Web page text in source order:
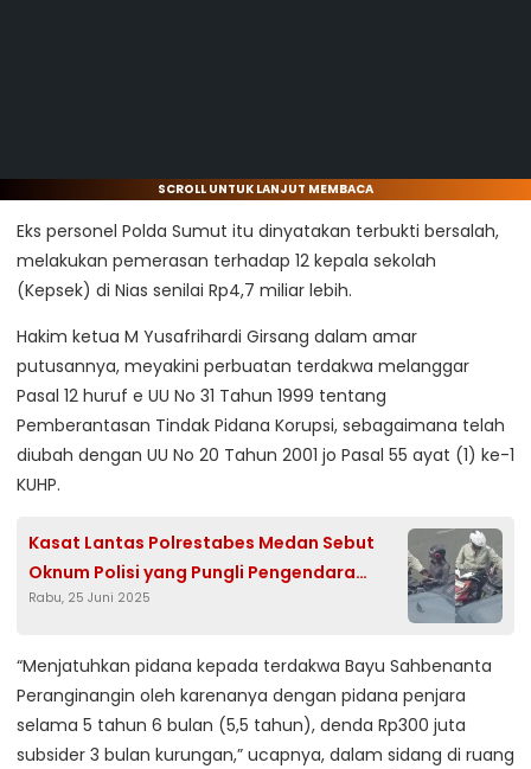
SCROLL UNTUK LANJUT MEMBACA
Eks personel Polda Sumut itu dinyatakan terbukti bersalah,
melakukan pemerasan terhadap 12 kepala sekolah
(Kepsek) di Nias senilai Rp4,7 miliar lebih.
Hakim ketua M Yusafrihardi Girsang dalam amar
putusannya, meyakini perbuatan terdakwa melanggar
Pasal 12 huruf e UU No 31 Tahun 1999 tentang
Pemberantasan Tindak Pidana Korupsi, sebagaimana telah
diubah dengan UU No 20 Tahun 2001 jo Pasal 55 ayat (1) ke-1
KUHP.
Kasat Lantas Polrestabes Medan Sebut
Oknum Polisi yang Pungli Pengendara
Sudah Dipatsus 30 Hari
Rabu, 25 Juni 2025
“Menjatuhkan pidana kepada terdakwa Bayu Sahbenanta
Peranginangin oleh karenanya dengan pidana penjara
selama 5 tahun 6 bulan (5,5 tahun), denda Rp300 juta
subsider 3 bulan kurungan,” ucapnya, dalam sidang di ruang